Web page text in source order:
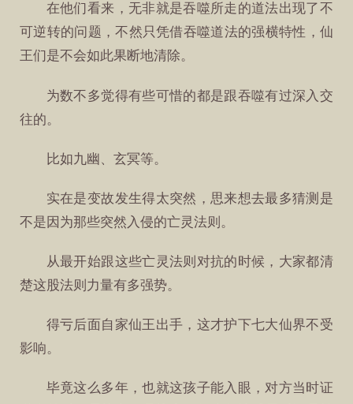
在他们看来，无非就是吞噬所走的道法出现了不
可逆转的问题，不然只凭借吞噬道法的强横特性，仙
王们是不会如此果断地清除。
为数不多觉得有些可惜的都是跟吞噬有过深入交
往的。
比如九幽、玄冥等。
实在是变故发生得太突然，思来想去最多猜测是
不是因为那些突然入侵的亡灵法则。
从最开始跟这些亡灵法则对抗的时候，大家都清
楚这股法则力量有多强势。
得亏后面自家仙王出手，这才护下七大仙界不受
影响。
毕竟这么多年，也就这孩子能入眼，对方当时证